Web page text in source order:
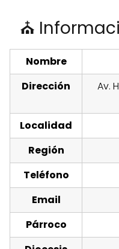
⛪
Nombre
Dirección
Av.
Localidad
Región
Teléfono
Email
Párroco